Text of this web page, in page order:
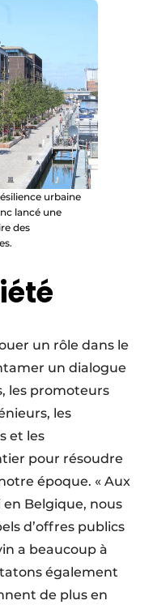
urbaine
lancé une
des
un rôle dans le
un dialogue
les promoteurs
les
et les
pour résoudre
époque. « Aux
en Belgique, nous
d’offres publics
a beaucoup à
également
de plus en